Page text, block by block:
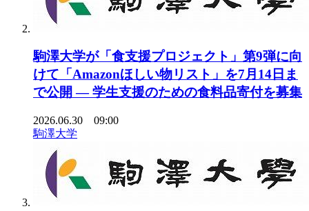
駒澤大学が「食支援プロジェクト」第9弾に向
けて「Amazonほしい物リスト」を7月14日ま
で公開 ― 学生支援のための食料品寄付を募集
2026.06.30 09:00
駒澤大学